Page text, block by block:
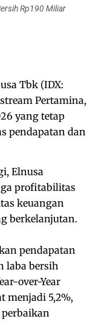
Rp190 Miliar
Tbk (IDX:
Pertamina,
yang tetap
pendapatan dan
Elnusa
profitabilitas
keuangan
berkelanjutan.
pendapatan
laba bersih
over-Year
menjadi 5,2%,